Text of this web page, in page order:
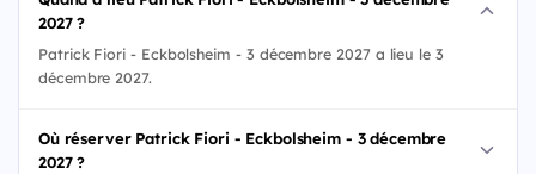
2027 ?
Patrick Fiori - Eckbolsheim - 3 décembre 2027 a lieu le 3
décembre 2027.
Où réserver Patrick Fiori - Eckbolsheim - 3 décembre
2027 ?